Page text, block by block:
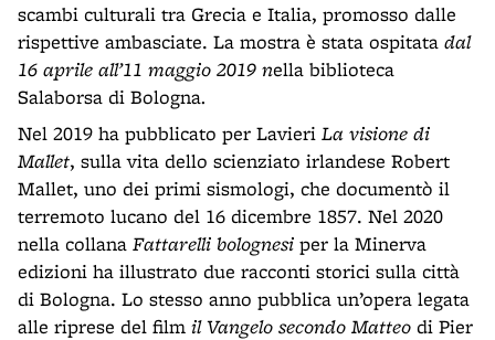
scambi culturali tra Grecia e Italia, promosso dalle
rispettive ambasciate. La mostra è stata ospitata dal
16 aprile all’11 maggio 2019 nella biblioteca
Salaborsa di Bologna.
Nel 2019 ha pubblicato per Lavieri La visione di
Mallet, sulla vita dello scienziato irlandese Robert
Mallet, uno dei primi sismologi, che documentò il
terremoto lucano del 16 dicembre 1857. Nel 2020
nella collana Fattarelli bolognesi per la Minerva
edizioni ha illustrato due racconti storici sulla città
di Bologna. Lo stesso anno pubblica un’opera legata
alle riprese del film il Vangelo secondo Matteo di Pier